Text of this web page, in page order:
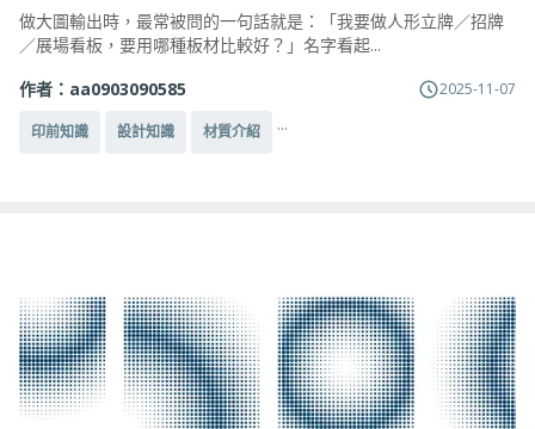
做大圖輸出時，最常被問的一句話就是：「我要做人形立牌／招牌
／展場看板，要用哪種板材比較好？」名字看起...
作者： aa0903090585 2025-11-07
印前知識 設計知識 材質介紹 ...